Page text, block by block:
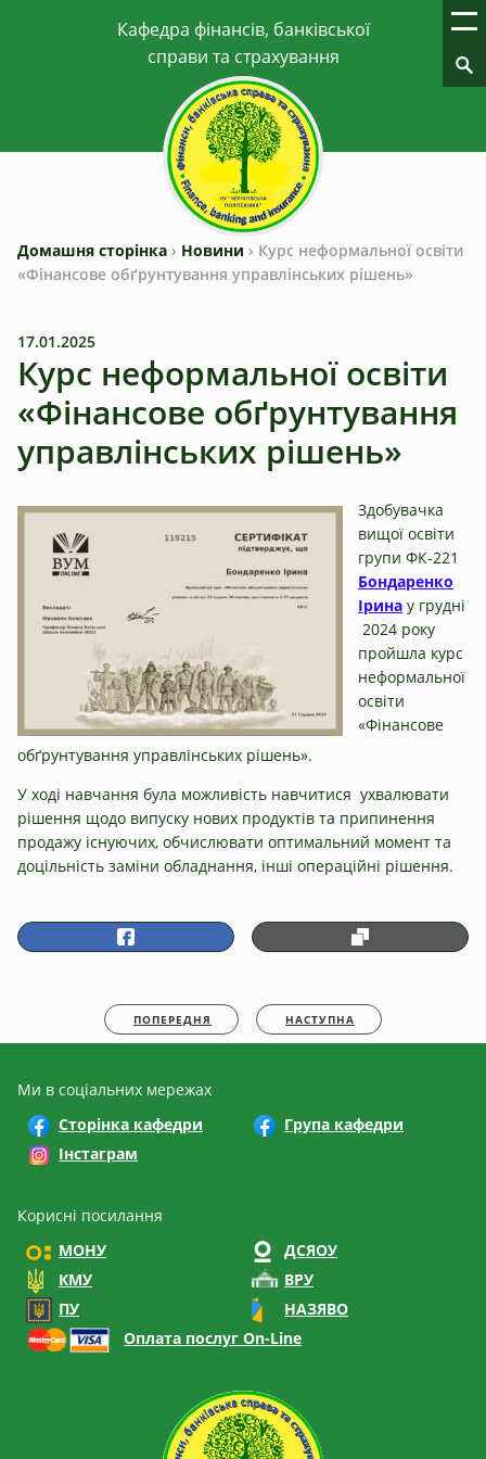
Домашня сторінка › Новини › Курс неформальної освіти
«Фінансове обґрунтування управлінських рішень»
17.01.2025
Курс неформальної освіти
«Фінансове обґрунтування
управлінських рішень»
Здобувачка
вищої освіти
групи ФК-221
Бондаренко
Ірина у грудні
2024 року
пройшла курс
неформальної
освіти
«Фінансове
обґрунтування управлінських рішень».
У ході навчання була можливість навчитися ухвалювати
рішення щодо випуску нових продуктів та припинення
продажу існуючих, обчислювати оптимальний момент та
доцільність заміни обладнання, інші операційні рішення.
ПОПЕРЕДНЯ НАСТУПНА
Ми в соціальних мережах
Сторінка кафедри
Група кафедри
Інстаграм
Корисні посилання
МОНУ
ДСЯОУ
КМУ
ВРУ
ПУ
НАЗЯВО
Оплата послуг On-Line